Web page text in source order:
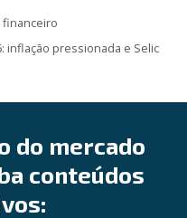
financeiro
inflação pressionada e Selic
do mercado
conteúdos